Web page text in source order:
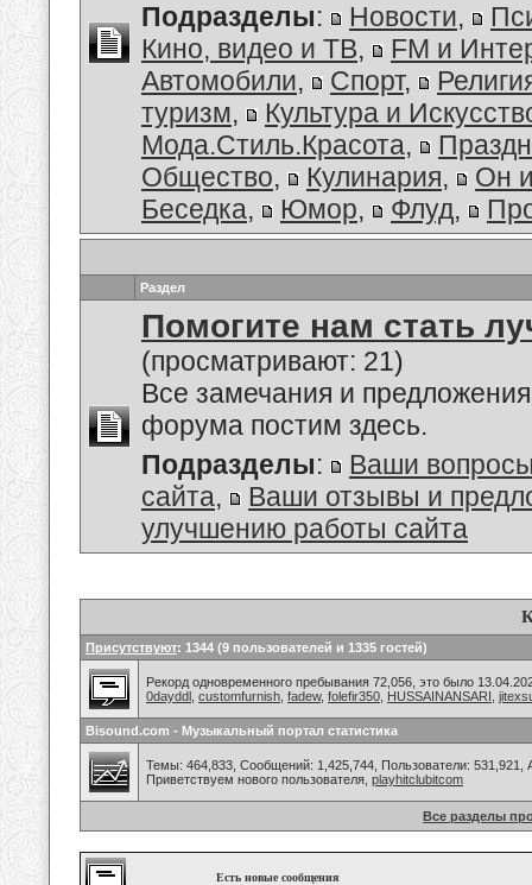
Подразделы: Новости,
Кино, видео и ТВ,
FM и
Автомобили, Спорт,
туризм,
Культура и
Мода.Стиль.Красота,
Общество, Кулинария,
Он
Беседка, Юмор, Флуд,
Раздел
Помогите нам стать
(просматривают: 21)
Все замечания и
форума постим здесь.
Подразделы:
Ваши
сайта,
Ваши отзывы и
улучшению работы сайта
Присутствуют: 1344 (9 пользователей и 1335 гостей)
Рекорд одновременного пребывания 72,056, это было
0dayddl customfurnish fadew, folefir350 HUSSAINANSARI
Bisound.com - Музыкальный портал статистика
Темы: 464,833, Сообщений: 1,425,744, Пользователи: 531,921,
Приветствуем нового пользователя, playhitclubitcom
Все разделы
Есть новые сообщения